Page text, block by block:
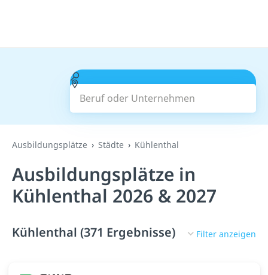
Beruf oder Unternehmen
Suchen
Ausbildungsplätze Städte Kühlenthal
Ausbildungsplätze in
Kühlenthal 2026 & 2027
Kühlenthal (371 Ergebnisse) Filter anzeigen